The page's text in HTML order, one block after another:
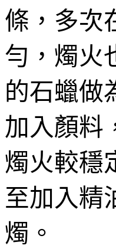
條，多次
勻，燭火
的石蠟做
加入顏料
燭火較穩
至加入精
燭。